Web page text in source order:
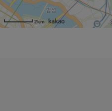
2km